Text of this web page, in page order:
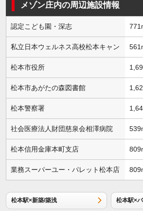
メゾン庄内の周辺施設情報
認定こども園・深志
私立日本ウェルネス高校松本キャン
松本市役所
松本市あがたの森図書館
松本警察署
社会医療法人財団慈泉会相澤病院
松本信用金庫本町支店
業務スーパーユー・パレット松本店
松本駅×新築/築浅 松本駅×